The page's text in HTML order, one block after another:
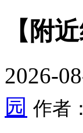
【附
2026-
园 作者：